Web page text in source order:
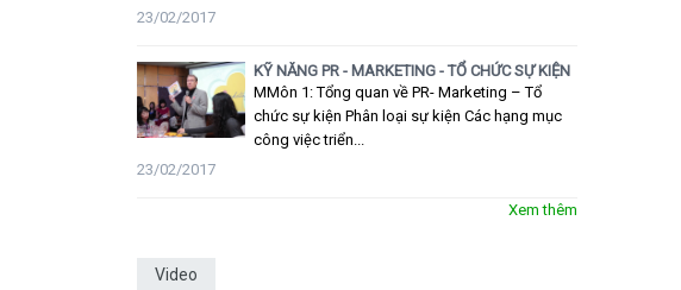
23/02/2017
KỸ NĂNG PR - MARKETING - TỔ CHỨC SỰ KIỆN
MMôn 1: Tổng quan về PR- Marketing – Tổ
chức sự kiện Phân loại sự kiện Các hạng mục
công việc triển...
23/02/2017
Xem thêm
Video